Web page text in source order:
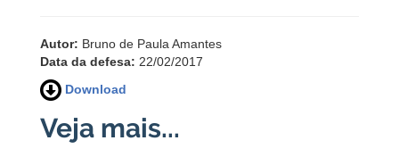
Autor: Bruno de Paula Amantes
Data da defesa: 22/02/2017
Download